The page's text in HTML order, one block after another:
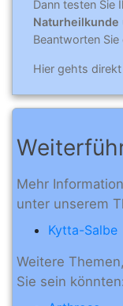
Dann testen Sie
Naturheilkunde
Beantworten Sie
Hier gehts
Mehr
unter unserem
Kytta-Salbe
Weitere
Sie sein